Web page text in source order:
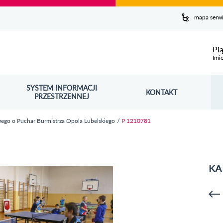
mapa
SYSTEM INFORMACJI
PRZESTRZENNEJ
OTWORZY SIĘ W NOWYM OKNIE KONTAKT
o Puchar Burmistrza Opola Lubelskiego P 1210781